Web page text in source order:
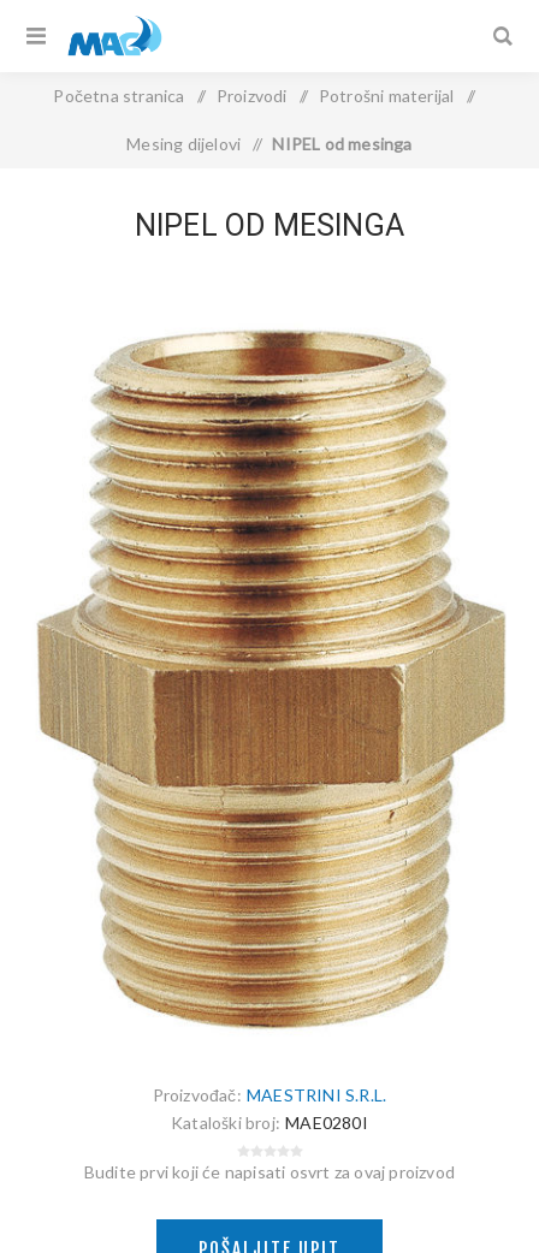
Početna stranica / Proizvodi / Potrošni materijal /
Mesing dijelovi / NIPEL od mesinga
NIPEL OD MESINGA
Proizvođač: MAESTRINI S.R.L.
Kataloški broj: MAE0280I
Budite prvi koji će napisati osvrt za ovaj proizvod